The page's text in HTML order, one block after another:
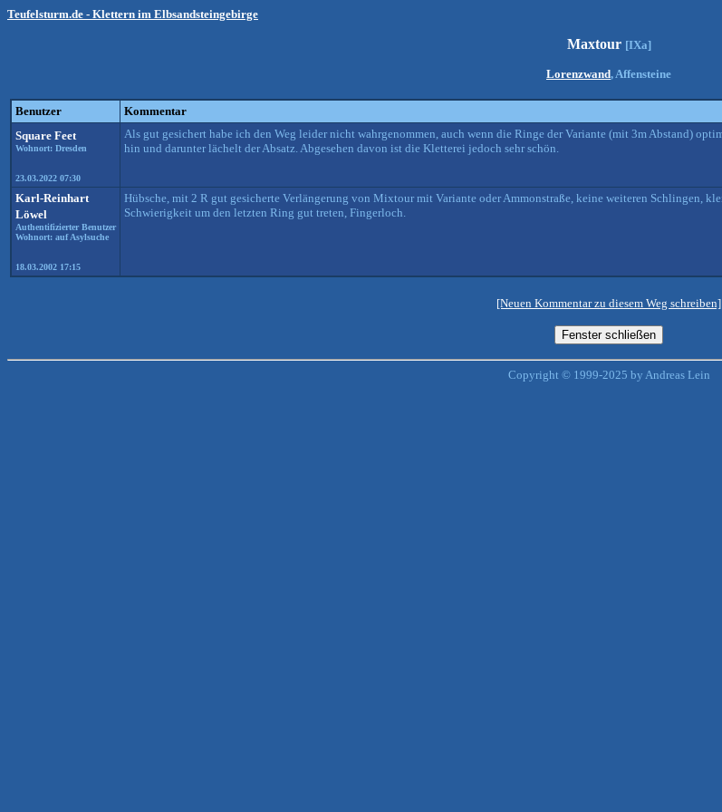
Teufelsturm.de - Klettern im Elbsandsteingebirge
Maxtour [IXa]
Lorenzwand, Affensteine
Benutzer Kommentar
Square Feet
Wohnort: Dresden
23.03.2022 07:30
Als gut gesichert habe ich den Weg leider nicht wahrgenommen, auch wenn die Ringe der Variante (mit 3m Abstand)
hin und darunter lächelt der Absatz. Abgesehen davon ist die Kletterei jedoch sehr schön.
Karl-Reinhart
Löwel
Authentifizierter Benutzer
Wohnort: auf Asylsuche
18.03.2002 17:15
Hübsche, mit 2 R gut gesicherte Verlängerung von Mixtour mit Variante oder Ammonstraße, keine weiteren Schlingen,
Schwierigkeit um den letzten Ring gut treten, Fingerloch.
[Neuen Kommentar zu diesem Weg schreiben]
Copyright © 1999-2025 by Andreas Lein